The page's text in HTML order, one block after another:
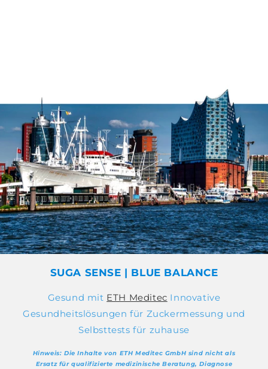
SUGA SENSE | BLUE BALANCE
Gesund mit ETH Meditec Innovative
Gesundheitslösungen für Zuckermessung und
Selbsttests für zuhause
Hinweis: Die Inhalte von ETH Meditec GmbH sind nicht als
Ersatz für qualifizierte medizinische Beratung, Diagnose